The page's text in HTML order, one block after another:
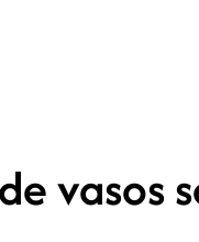
vasos